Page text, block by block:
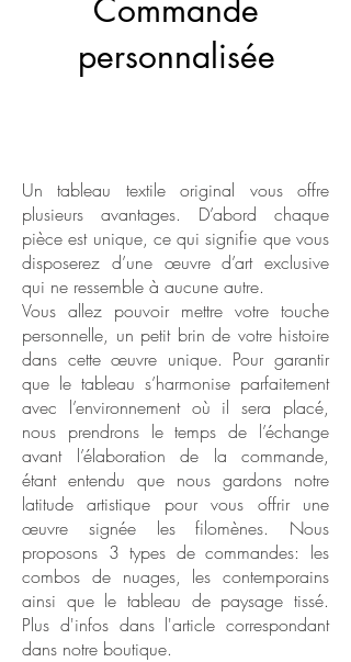
Commande
personnalisée
Un tableau textile original vous offre
plusieurs avantages. D’abord chaque
pièce est unique, ce qui signifie que vous
disposerez d’une œuvre d’art exclusive
qui ne ressemble à aucune autre.
Vous allez pouvoir mettre votre touche
personnelle, un petit brin de votre histoire
dans cette œuvre unique. Pour garantir
que le tableau s’harmonise parfaitement
avec l’environnement où il sera placé,
nous prendrons le temps de l’échange
avant l’élaboration de la commande,
étant entendu que nous gardons notre
latitude artistique pour vous offrir une
œuvre signée les filomènes. Nous
proposons 3 types de commandes: les
combos de nuages, les contemporains
ainsi que le tableau de paysage tissé.
Plus d'infos dans l'article correspondant
dans notre boutique.